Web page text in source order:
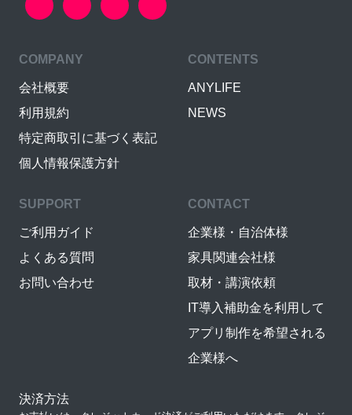
COMPANY
会社概要
利用規約
特定商取引に基づく表記
個人情報保護方針
CONTENTS
ANYLIFE
NEWS
SUPPORT
ご利用ガイド
よくある質問
お問い合わせ
CONTACT
企業様・自治体様
家具関連会社様
取材・講演依頼
IT導入補助金を利用して
アプリ制作を希望される
企業様へ
決済方法